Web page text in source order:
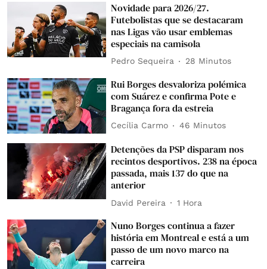
Novidade para 2026/27.
Futebolistas que se destacaram
nas Ligas vão usar emblemas
especiais na camisola
Pedro Sequeira 28 Minutos
Rui Borges desvaloriza polémica
com Suárez e confirma Pote e
Bragança fora da estreia
Cecília Carmo 46 Minutos
Detenções da PSP disparam nos
recintos desportivos. 238 na época
passada, mais 137 do que na
anterior
David Pereira 1 Hora
Nuno Borges continua a fazer
história em Montreal e está a um
passo de um novo marco na
carreira